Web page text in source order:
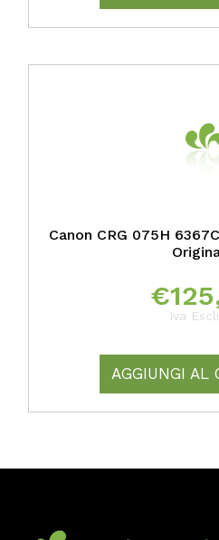
Canon CRG 075H
€
Iva
AGGIUNGI AL